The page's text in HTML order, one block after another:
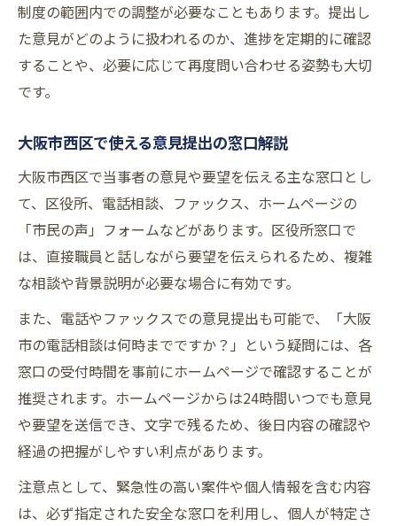
制度の範囲内での調整が必要なこともあります。提出し
た意見がどのように扱われるのか、進捗を定期的に確認
することや、必要に応じて再度問い合わせる姿勢も大切
です。
大阪市西区で使える意見提出の窓口解説
大阪市西区で当事者の意見や要望を伝える主な窓口とし
て、区役所、電話相談、ファックス、ホームページの
「市民の声」フォームなどがあります。区役所窓口で
は、直接職員と話しながら要望を伝えられるため、複雑
な相談や背景説明が必要な場合に有効です。
また、電話やファックスでの意見提出も可能で、「大阪
市の電話相談は何時までですか？」という疑問には、各
窓口の受付時間を事前にホームページで確認することが
推奨されます。ホームページからは24時間いつでも意見
や要望を送信でき、文字で残るため、後日内容の確認や
経過の把握がしやすい利点があります。
注意点として、緊急性の高い案件や個人情報を含む内容
は、必ず指定された安全な窓口を利用し、個人が特定さ